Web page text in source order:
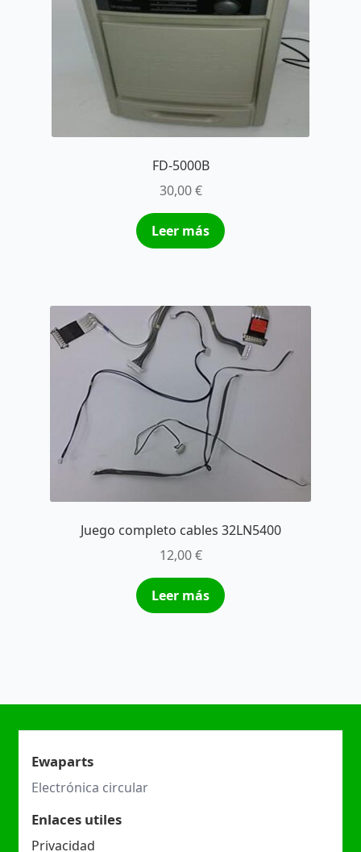
FD-5000B
30,00€
Leer más
Juego completo cables 32LN5400
12,00€
Leer más
Ewaparts
Electrónica circular
Enlaces utiles
Privacidad